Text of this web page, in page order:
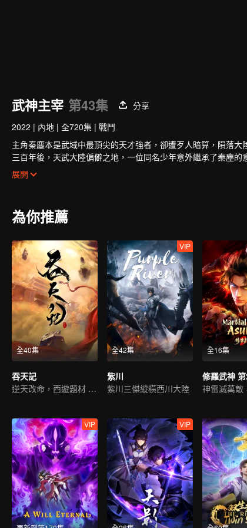
武神主宰 第43集
分享
2022 | 內地 | 全720集 | 戰鬥
主角秦塵本是武域中最頂尖的天才強者，卻遭歹人暗算，隕落
三百年後，天武大陸偏僻之地，一位同名少年意外繼承了秦塵
冷遇，相依為命。
為了重寫往日的強者神話，也為了守護自己所愛的一切，秦塵毅
展開
為你推薦
全40集
吞天記
逆天改命，西遊題材 ，古典仙俠
全42集
VIP
紫川
紫川三傑縱橫西川大陸
全16集
修羅武神
VIP VIP